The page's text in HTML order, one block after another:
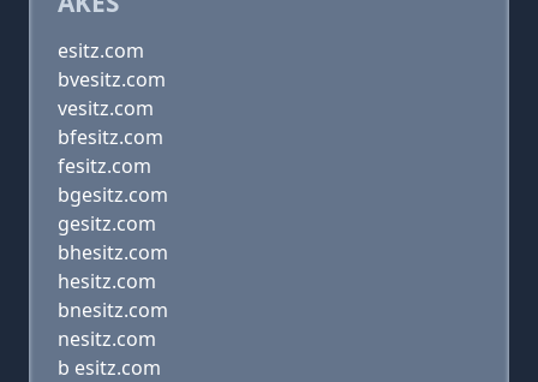
esitz.com
bvesitz.com
vesitz.com
bfesitz.com
fesitz.com
bgesitz.com
gesitz.com
bhesitz.com
hesitz.com
bnesitz.com
nesitz.com
b esitz.com